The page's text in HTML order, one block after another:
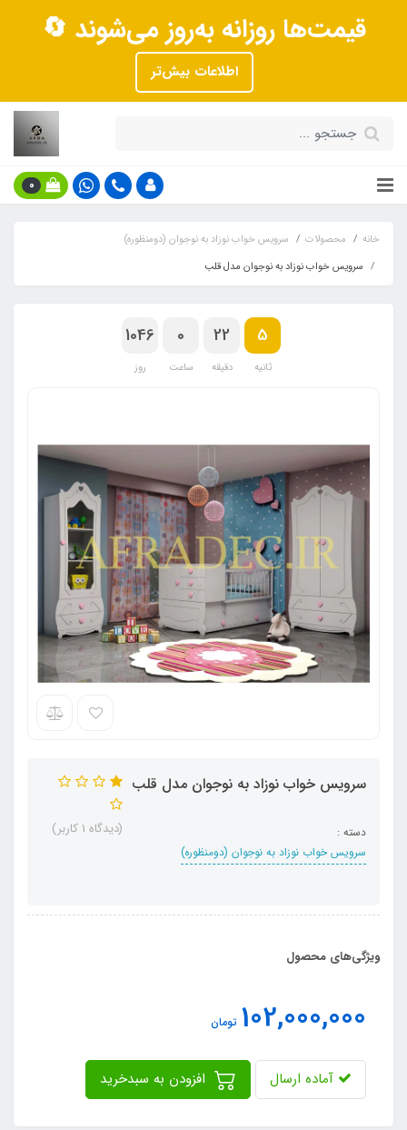
قیمت‌ها روزانه به‌روز می‌شوند 🔄
اطلاعات بیش‌تر
0
خانه محصولات
سرویس خواب نوزاد به نوجوان (دومنظوره)
سرویس خواب نوزاد به نوجوان مدل قلب
1046
روز
0
ساعت
22
دقیقه
5
ثانیه
سرویس خواب نوزاد به نوجوان مدل قلب
دسته :
سرویس خواب نوزاد به نوجوان (دومنظوره)
(دیدگاه 1 کاربر)
ویژگی‌های محصول
102,000,000 تومان
آماده ارسال